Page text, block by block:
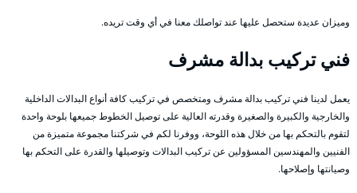
وميزان عديدة ستحصل عليها عند تواصلك معنا في أي وقت تريده.
فني تركيب بدالة مشرف
يعمل لدينا فني تركيب بدالة مشرف ومتخصص في تركيب كافة أنواع البدالات الداخلية
والخارجية والكبيرة والصغيرة وقدرته العالية على توصيل الخطوط جميعها بلوحة واحدة
لتقوم بالتحكم بها من خلال هذه اللوحة، ووفرنا لكم في شركتنا مجموعة متميزة من
الفنيين والمهندسين المسؤولين عن تركيب البدالات وتوصيلها والقدرة على التحكم بها
وصيانتها وإصلاحها.